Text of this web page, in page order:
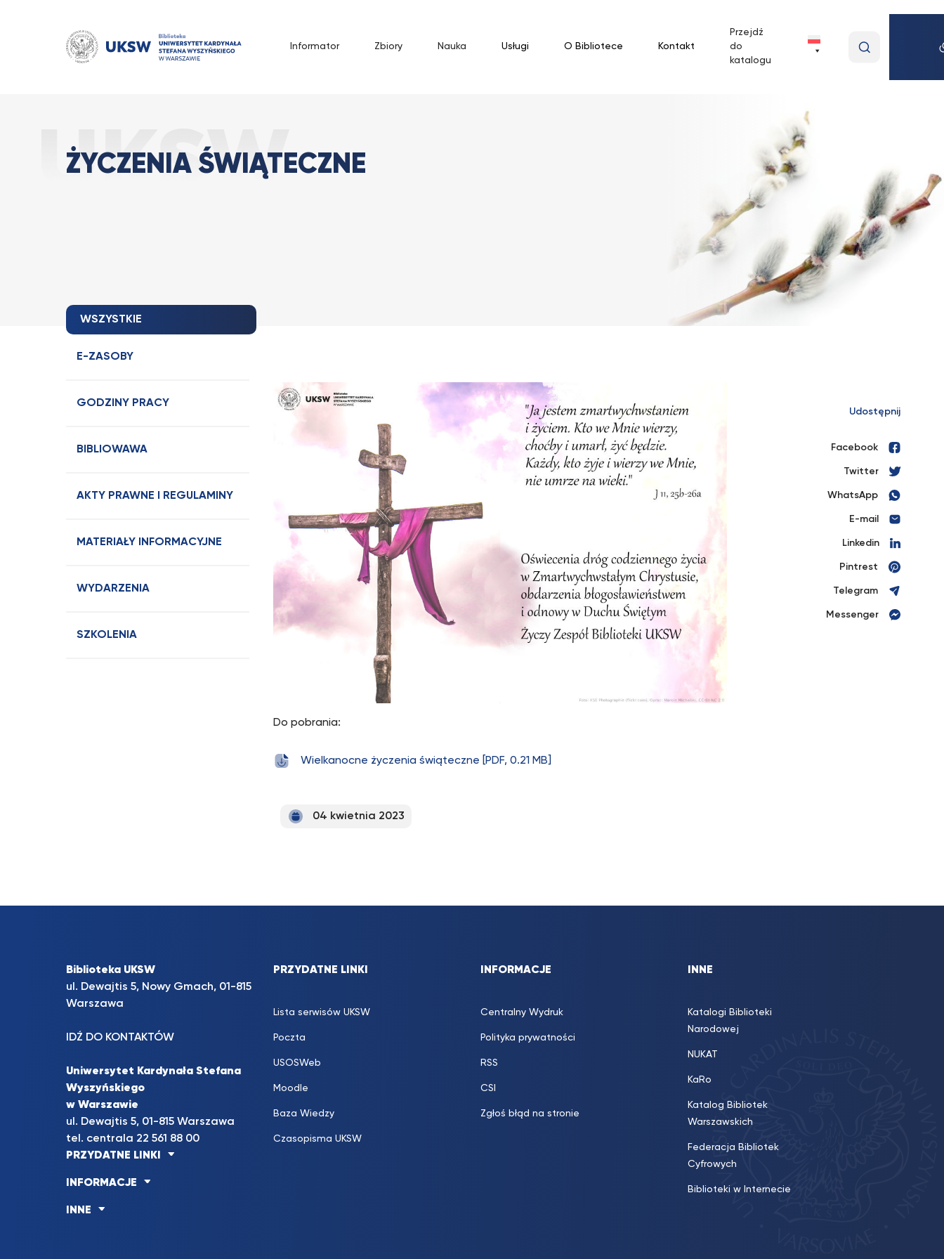
Informator Zbiory Nauka Usługi O Bibliotece Kontakt
Przejdź
do
katalogu
ŻYCZENIA ŚWIĄTECZNE
WSZYSTKIE
E-ZASOBY
GODZINY PRACY
BIBLIOWAWA
AKTY PRAWNE I REGULAMINY
MATERIAŁY INFORMACYJNE
WYDARZENIA
SZKOLENIA
Do pobrania:
Wielkanocne życzenia świąteczne [PDF, 0.21 MB]
04 kwietnia 2023
Udostępnij
Facebook
Twitter
WhatsApp
E-mail
Linkedin
Pintrest
Telegram
Messenger
Biblioteka UKSW
ul. Dewajtis 5, Nowy Gmach, 01-815
Warszawa
IDŹ DO KONTAKTÓW
Uniwersytet Kardynała Stefana
Wyszyńskiego
w Warszawie
ul. Dewajtis 5, 01-815 Warszawa
tel. centrala 22 561 88 00
PRZYDATNE LINKI
INFORMACJE
INNE
PRZYDATNE LINKI
Lista serwisów UKSW
Poczta
USOSWeb
Moodle
Baza Wiedzy
Czasopisma UKSW
INFORMACJE
Centralny Wydruk
Polityka prywatności
RSS
CSI
Zgłoś błąd na stronie
INNE
Katalogi Biblioteki
Narodowej
NUKAT
KaRo
Katalog Bibliotek
Warszawskich
Federacja Bibliotek
Cyfrowych
Biblioteki w Internecie